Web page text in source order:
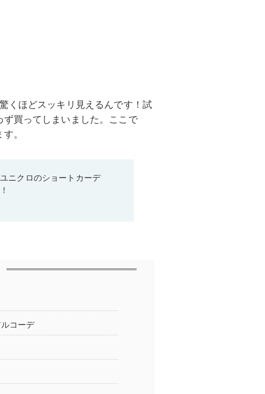
くほどスッキリ見えるんです！試
買ってしまいました。ここで
。
ニクロのショートカーデ
コーデ